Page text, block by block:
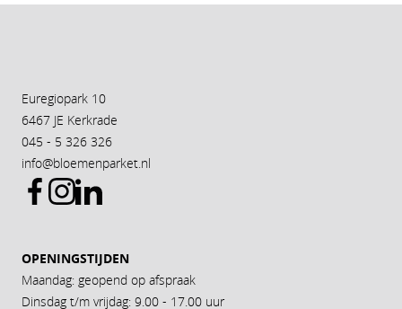
Euregiopark 10
6467 JE Kerkrade
045 - 5 326 326
info@bloemenparket.nl
OPENINGSTIJDEN
Maandag: geopend op afspraak
Dinsdag t/m vrijdag: 9.00 - 17.00 uur